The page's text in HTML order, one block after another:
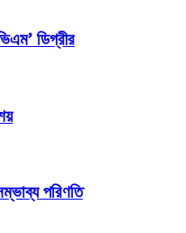
ডিগ্রীর
পরিণতি